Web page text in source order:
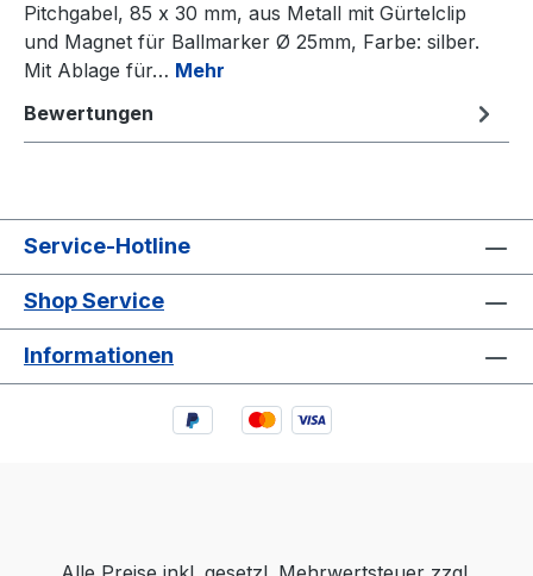
Pitchgabel, 85 x 30 mm, aus Metall mit Gürtelclip
und Magnet für Ballmarker Ø 25mm, Farbe: silber.
Mit Ablage für… Mehr
Bewertungen
Service-Hotline
Shop Service
Informationen